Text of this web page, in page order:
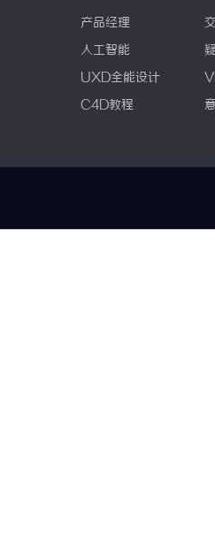
产品经理
人工智能
UXD全能设计
C4D教程